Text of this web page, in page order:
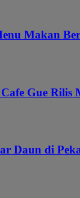
Makan
Gue
Daun di